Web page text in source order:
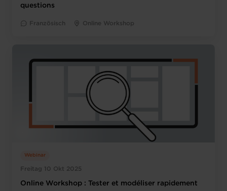
questions
Französisch Online Workshop
Freitag 10 Okt 2025
Webinar
Online Workshop : Tester et modéliser rapidement